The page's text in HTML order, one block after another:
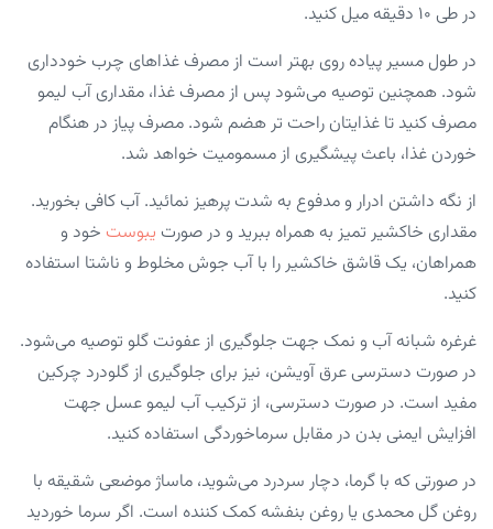
در طی ۱۰ دقیقه میل کنید.
در طول مسیر پیاده روی بهتر است از مصرف غذاهای چرب خودداری
شود. همچنین توصیه می‌شود پس از مصرف غذا، مقداری آب لیمو
مصرف کنید تا غذایتان راحت تر هضم شود. مصرف پیاز در هنگام
خوردن غذا، باعث پیشگیری از مسمومیت خواهد شد.
از نگه داشتن ادرار و مدفوع به شدت پرهیز نمائید. آب کافی بخورید.
مقداری خاکشیر تمیز به همراه ببرید و در صورت یبوست خود و
همراهان، یک قاشق خاکشیر را با آب جوش مخلوط و ناشتا استفاده
کنید.
غرغره شبانه آب و نمک جهت جلوگیری از عفونت گلو توصیه می‌شود.
در صورت دسترسی عرق آویشن، نیز برای جلوگیری از گلودرد چرکین
مفید است. در صورت دسترسی، از ترکیب آب لیمو عسل جهت
افزایش ایمنی بدن در مقابل سرماخوردگی استفاده کنید.
در صورتی که با گرما، دچار سردرد می‌شوید، ماساژ موضعی شقیقه با
روغن گل محمدی یا روغن بنفشه کمک کننده است. اگر سرما خوردید